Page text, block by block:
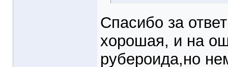
Спасибо за
хорошая, и на
рубероида,но